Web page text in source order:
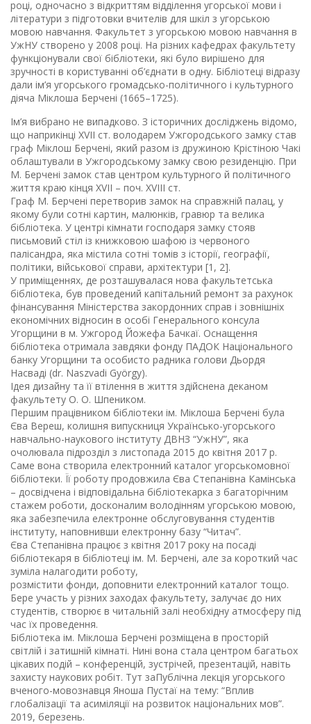
році, одночасно з відкриттям відділення угорської мови і
літератури з підготовки вчителів для шкіл з угорською
мовою навчання. Факультет з угорською мовою навчання в
УжНУ створено у 2008 році. На різних кафедрах факультету
функціонували свої бібліотеки, які було вирішено для
зручності в користуванні об’єднати в одну. Бібліотеці відразу
дали ім’я угорського громадсько-політичного і культурного
діяча Міклоша Берчені (1665–1725).
Ім’я вибрано не випадково. З історичних досліджень відомо,
що наприкінці ХVІІ ст. володарем Ужгородського замку став
граф Міклош Берчені, який разом із дружиною Крістіною Чакі
облаштували в Ужгородському замку свою резиденцію. При
М. Берчені замок став центром культурного й політичного
життя краю кінця ХVІІ – поч. ХVІІІ ст.
Граф М. Берчені перетворив замок на справжній палац, у
якому були сотні картин, малюнків, гравюр та велика
бібліотека. У центрі кімнати господаря замку стояв
письмовий стіл із книжковою шафою із червоного
палісандра, яка містила сотні томів з історії, географії,
політики, військової справи, архітектури [1, 2].
У приміщеннях, де розташувалася нова факультетська
бібліотека, був проведений капітальний ремонт за рахунок
фінансування Міністерства закордонних справ і зовнішніх
економічних відносин в особі Генерального консула
Угорщини в м. Ужгород Йожефа Бачкаї. Оснащення
бібліотека отримала завдяки фонду ПАДОК Національного
банку Угорщини та особисто радника голови Дьордя
Насваді (dr. Naszvadi György).
Ідея дизайну та її втілення в життя здійснена деканом
факультету О. О. Шпеником.
Першим працівником бібліотеки ім. Міклоша Берчені була
Єва Вереш, колишня випускниця Українсько-угорського
навчально-наукового інституту ДВНЗ “УжНУ”, яка
очолювала підрозділ з листопада 2015 до квітня 2017 р.
Саме вона створила електронний каталог угорськомовної
бібліотеки. Її роботу продовжила Єва Степанівна Камінська
– досвідчена і відповідальна бібліотекарка з багаторічним
стажем роботи, досконалим володінням угорською мовою,
яка забезпечила електронне обслуговування студентів
інституту, наповнивши електронну базу “Читач”.
Єва Степанівна працює з квітня 2017 року на посаді
бібліотекаря в бібліотеці ім. М. Берчені, але за короткий час
зуміла налагодити роботу,
розмістити фонди, доповнити електронний каталог тощо.
Бере участь у різних заходах факультету, залучає до них
студентів, створює в читальній залі необхідну атмосферу під
час їх проведення.
Бібліотека ім. Міклоша Берчені розміщена в просторій
світлій і затишній кімнаті. Нині вона стала центром багатьох
цікавих подій – конференцій, зустрічей, презентацій, навіть
захисту наукових робіт. Тут заПублічна лекція угорського
вченого-мовознавця Яноша Пустаї на тему: “Вплив
глобалізації та асиміляції на розвиток національних мов”.
2019, березень.